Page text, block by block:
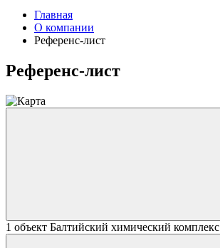
Главная
О компании
Референс-лист
Референс-лист
1 объект Балтийский химический комплекс